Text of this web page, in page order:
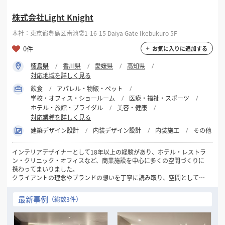
株式会社Light Knight
本社：東京都豊島区南池袋1-16-15 Daiya Gate Ikebukuro 5F
0件 お気に入りに追加する
徳島県 香川県 愛媛県
高知県
対応地域を詳しく見る
飲食
アパレル・物販・ペット
学校・オフィス・ショールーム
医療・福祉・スポーツ
ホテル・旅館・ブライダル
美容・健康
対応業種を詳しく見る
建築デザイン設計
内装デザイン設計 内装施工 その他
インテリアデザイナーとして18年以上の経験があり、ホテル・レストラ
ン・クリニック・オフィスなど、商業施設を中心に多くの空間づくりに
携わってまいりました。
クライアントの理念やブランドの想いを丁寧に読み取り、空間として表
がらも、他にはないアイデアとデザインの力で、価値ある空間の実現を
目指してきました。
また、企画から竣工まで一貫して一人の担当者が対応する体制を大切に
しており、意図のぶれない進行や安心感にもご好評をいただいていま
最新事例 （総数3件）